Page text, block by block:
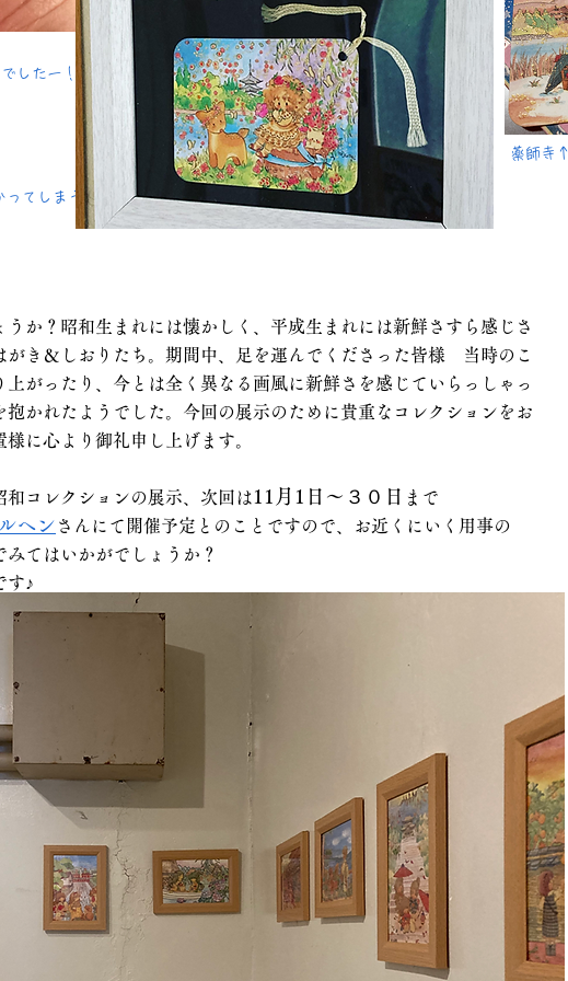
したー！）
てしまう
​薬師寺↑
うか？昭和生まれには懐かしく、平成生まれには新鮮さすら感じさ
がき＆しおりたち。期間中、足を運んでくださった皆様 当時のこ
上がったり、今とは全く異なる画風に新鮮さを感じていらっしゃっ
抱かれたようでした。今回の展示のために貴重なコレクションをお
に心より御礼申し上げます。
和コレクションの展示、次回は 11月1日〜３０日 まで
ヘン さんにて開催予定とのことですので、お近くにいく用事の
みてはいかがでしょうか？
す♪